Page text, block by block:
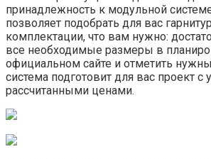
принадлежность к модульной
позволяет подобрать для вас
комплектации, что вам нужно:
все необходимые размеры в
официальном сайте и отметить
система подготовит для вас проект с
рассчитанными ценами.